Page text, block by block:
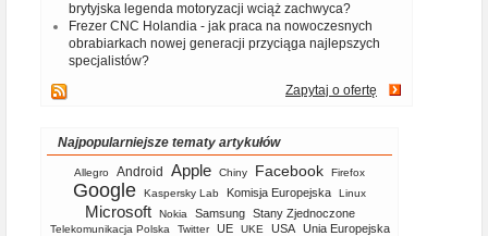
brytyjska legenda motoryzacji wciąż zachwyca?
Frezer CNC Holandia - jak praca na nowoczesnych
obrabiarkach nowej generacji przyciąga najlepszych
specjalistów?
Zapytaj o ofertę
Najpopularniejsze tematy artykułów
Allegro Android Apple Chiny Facebook Firefox
Google Kaspersky Lab Komisja Europejska Linux
Microsoft Nokia Samsung Stany Zjednoczone
Telekomunikacja Polska Twitter UE UKE USA Unia Europejska